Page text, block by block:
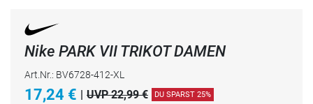
Nike PARK VII TRIKOT DAMEN
Art.Nr.: BV6728-412-XL
17,24 € | UVP 22,99 € DU SPARST 25%